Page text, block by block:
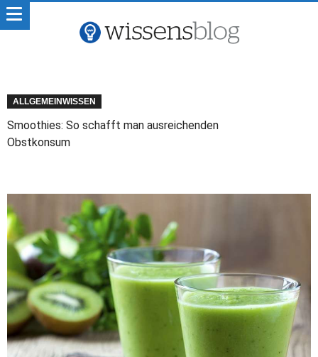
ALLGEMEINWISSEN
Smoothies: So schafft man ausreichenden
Obstkonsum